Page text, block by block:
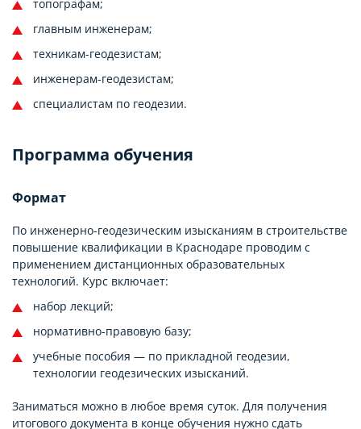
топографам;
главным инженерам;
техникам-геодезистам;
инженерам-геодезистам;
специалистам по геодезии.
Программа обучения
Формат
По инженерно-геодезическим изысканиям в строительстве
повышение квалификации в Краснодаре проводим с
применением дистанционных образовательных
технологий. Курс включает:
набор лекций;
нормативно-правовую базу;
учебные пособия — по прикладной геодезии,
технологии геодезических изысканий.
Заниматься можно в любое время суток. Для получения
итогового документа в конце обучения нужно сдать